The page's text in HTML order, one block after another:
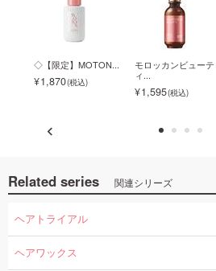
◇【限定】MOTON...
1,870
モロッカンビューテ
ィ...
1,595
Related series 関連シリーズ
ヘアトライアル
ヘアワックス